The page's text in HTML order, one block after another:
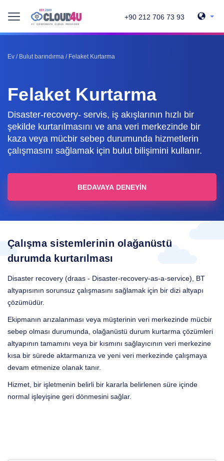
+90 212 706 73 93
Ev / Bulut barındırma / Felaket Kurtarma
Felaket Kurtarma
Disaster-recovery- servis, iş akışlarının hızlı bir
şekilde kurtarılmasını ve ana veri merkezinde bir
kaza veya mücbir sebep durumunda hizmetlerin
çalışmasını sağlamak için bulut bilişimini kullanır.
BEDAVAYA DENEYIN
Çalışma sistemlerinin olağanüstü
durumda kurtarılması
Disaster recovery (draas - Disaster-recovery-as-a-service), BT
altyapısının sorunsuz çalışmasını sağlamak için bir dizi altyapı
çözümüdür.
Ekipmanın arızalanması veya müşterinin veri merkezinde mücbir
sebep olması durumunda, olağanüstü durum kurtarma çözümleri
altyapının tamamını veya bir kısmını sağlayıcının veri merkezine
kısa bir sürede aktarmanıza ve yeni veri merkezinde çalışmaya
devam etmenize olanak tanır.
Hizmet, bir işletmenin belirli bir kararla belirlenen süre içinde
normal işleyişine geri dönmesini sağlar.